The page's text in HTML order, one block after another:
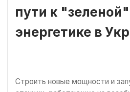
пути к "зеленой"
энергетике в
Строить новые мощности и